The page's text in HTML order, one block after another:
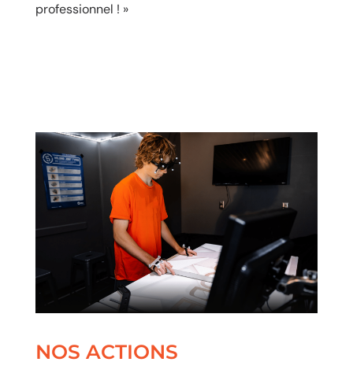
professionnel ! »
NOS ACTIONS